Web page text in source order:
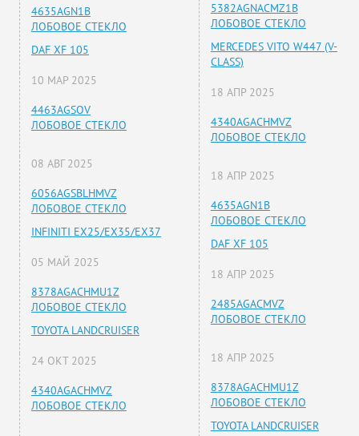
4635AGN1B
ЛОБОВОЕ СТЕКЛО
DAF XF 105
10 МАР 2025
4463AGSOV
ЛОБОВОЕ СТЕКЛО
08 АВГ 2025
6056AGSBLHMVZ
ЛОБОВОЕ СТЕКЛО
INFINITI EX25/EX35/EX37
05 МАЙ 2025
8378AGACHMU1Z
ЛОБОВОЕ СТЕКЛО
TOYOTA LANDCRUISER
24 ОКТ 2025
4340AGACHMVZ
ЛОБОВОЕ СТЕКЛО
5382AGNACMZ1B
ЛОБОВОЕ СТЕКЛО
MERCEDES VITO W447 (V-
CLASS)
18 АПР 2025
4340AGACHMVZ
ЛОБОВОЕ СТЕКЛО
18 АПР 2025
4635AGN1B
ЛОБОВОЕ СТЕКЛО
DAF XF 105
18 АПР 2025
2485AGACMVZ
ЛОБОВОЕ СТЕКЛО
18 АПР 2025
8378AGACHMU1Z
ЛОБОВОЕ СТЕКЛО
TOYOTA LANDCRUISER